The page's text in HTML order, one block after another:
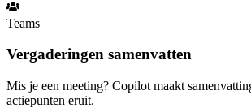
Teams
Vergaderingen samenvatten
Mis je een meeting? Copilot maakt
actiepunten eruit.